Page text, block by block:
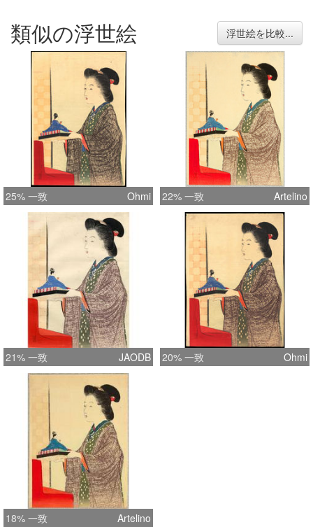
類似の浮世絵 浮世絵を比較...
25% 一致 Ohmi 22% 一致 Artelino
21% 一致 JAODB 20% 一致 Ohmi
18% 一致 Artelino